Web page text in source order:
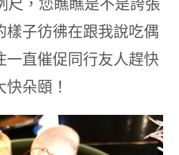
尺，您瞧瞧是不是誇張
樣子彷彿在跟我說吃偶
一直催促同行友人趕快
朵頤！